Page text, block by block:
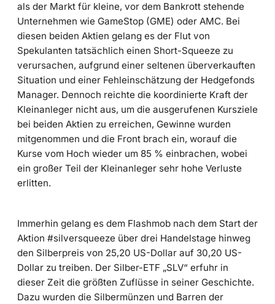
als der Markt für kleine, vor dem Bankrott stehende
Unternehmen wie GameStop (GME) oder AMC. Bei
diesen beiden Aktien gelang es der Flut von
Spekulanten tatsächlich einen Short-Squeeze zu
verursachen, aufgrund einer seltenen überverkauften
Situation und einer Fehleinschätzung der Hedgefonds
Manager. Dennoch reichte die koordinierte Kraft der
Kleinanleger nicht aus, um die ausgerufenen Kursziele
bei beiden Aktien zu erreichen, Gewinne wurden
mitgenommen und die Front brach ein, worauf die
Kurse vom Hoch wieder um 85 % einbrachen, wobei
ein großer Teil der Kleinanleger sehr hohe Verluste
erlitten.
Immerhin gelang es dem Flashmob nach dem Start der
Aktion #silversqueeze über drei Handelstage hinweg
den Silberpreis von 25,20 US-Dollar auf 30,20 US-
Dollar zu treiben. Der Silber-ETF „SLV“ erfuhr in
dieser Zeit die größten Zuflüsse in seiner Geschichte.
Dazu wurden die Silbermünzen und Barren der